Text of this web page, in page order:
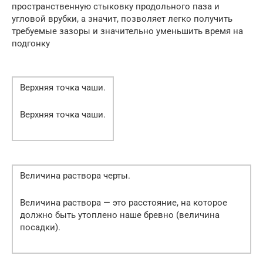
пространственную стыковку продольного паза и
угловой врубки, а значит, позволяет легко получить
требуемые зазоры и значительно уменьшить время на
подгонку
Верхняя точка чаши.
Верхняя точка чаши.
Величина раствора черты.
Величина раствора — это расстояние, на которое
должно быть утоплено наше бревно (величина
посадки).